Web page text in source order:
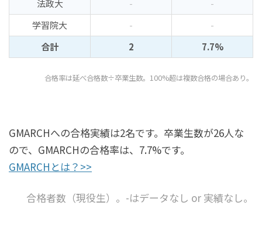
法政大
-
-
学習院大
-
-
合計
2 7.7%
合格率は延べ合格数÷卒業生数。100%超は複数合格の場合あり。
GMARCHへの合格実績は2名です。卒業生数が26人な
ので、GMARCHの合格率は、7.7%です。
GMARCHとは？>>
合格者数（現役生）。-はデータなし or 実績なし。